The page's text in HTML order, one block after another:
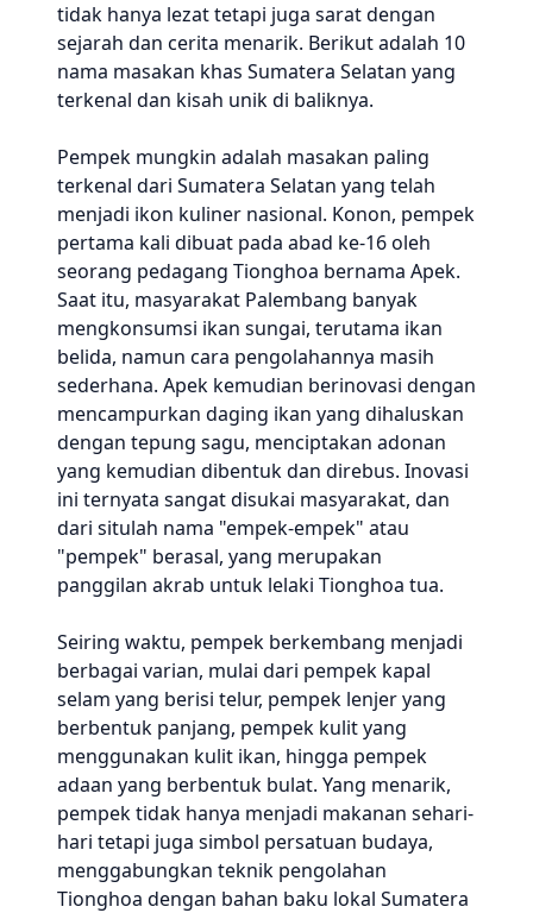
tidak hanya lezat tetapi juga sarat dengan
sejarah dan cerita menarik. Berikut adalah 10
nama masakan khas Sumatera Selatan yang
terkenal dan kisah unik di baliknya.
Pempek mungkin adalah masakan paling
terkenal dari Sumatera Selatan yang telah
menjadi ikon kuliner nasional. Konon, pempek
pertama kali dibuat pada abad ke-16 oleh
seorang pedagang Tionghoa bernama Apek.
Saat itu, masyarakat Palembang banyak
mengkonsumsi ikan sungai, terutama ikan
belida, namun cara pengolahannya masih
sederhana. Apek kemudian berinovasi dengan
mencampurkan daging ikan yang dihaluskan
dengan tepung sagu, menciptakan adonan
yang kemudian dibentuk dan direbus. Inovasi
ini ternyata sangat disukai masyarakat, dan
dari situlah nama "empek-empek" atau
"pempek" berasal, yang merupakan
panggilan akrab untuk lelaki Tionghoa tua.
Seiring waktu, pempek berkembang menjadi
berbagai varian, mulai dari pempek kapal
selam yang berisi telur, pempek lenjer yang
berbentuk panjang, pempek kulit yang
menggunakan kulit ikan, hingga pempek
adaan yang berbentuk bulat. Yang menarik,
pempek tidak hanya menjadi makanan sehari-
hari tetapi juga simbol persatuan budaya,
menggabungkan teknik pengolahan
Tionghoa dengan bahan baku lokal Sumatera